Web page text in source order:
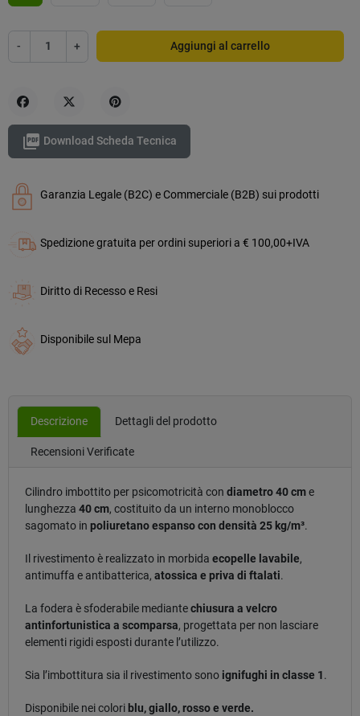
- + Aggiungi al carrello
 Download Scheda Tecnica
Garanzia Legale (B2C) e Commerciale (B2B) sui prodotti
Spedizione gratuita per ordini superiori a € 100,00+IVA
Diritto di Recesso e Resi
Disponibile sul Mepa
Descrizione Dettagli del prodotto
Recensioni Verificate
Cilindro imbottito per psicomotricità con diametro 40 cme
lunghezza 40 cm, costituito da un interno monoblocco
sagomato in poliuretano espanso con densità 25 kg/m³.
Il rivestimento è realizzato in morbida ecopelle lavabile,
antimuffa e antibatterica, atossica e priva di ftalati.
La fodera è sfoderabile mediantechiusura a velcro
antinfortunistica a scomparsa, progettata per non lasciare
elementi rigidi esposti durante l’utilizzo.
Sia l’imbottitura sia il rivestimento sono ignifughi in classe 1.
Disponibile nei colori blu, giallo, rosso e verde.